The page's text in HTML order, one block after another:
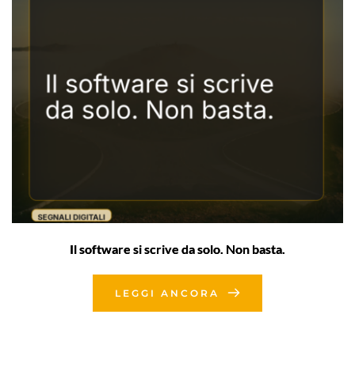
Il software si scrive da solo. Non basta.
LEGGI ANCORA